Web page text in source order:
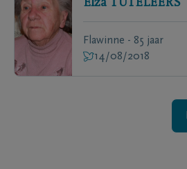
Elza TUTELEERS
Flawinne - 85 jaar
14/08/2018